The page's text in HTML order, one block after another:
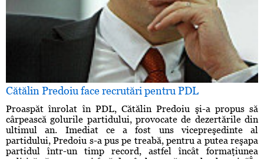
Cătălin Predoiu face recrutări pentru PDL
Proaspăt înrolat în PDL, Cătălin Predoiu şi-a propus să
cârpească golurile partidului, provocate de dezertările din
ultimul an. Imediat ce a fost uns vicepreşedinte al
partidului, Predoiu s-a pus pe treabă, pentru a putea reşapa
partidul într-un timp record, astfel încât formaţiunea